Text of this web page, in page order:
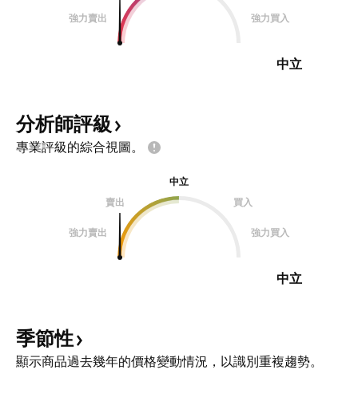
強力賣出 強力買入
中立
分析師評級
專業評級的綜合視圖。
中立
賣出
買入
強力賣出 強力買入
中立
季節性
顯示商品過去幾年的價格變動情況，以識別重複趨勢。